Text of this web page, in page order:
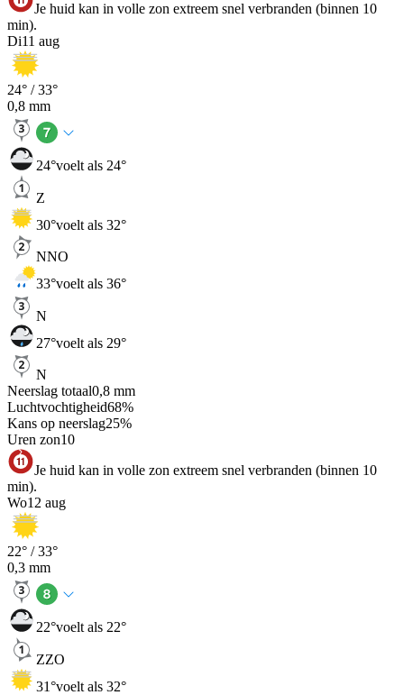
Je huid kan in volle zon extreem snel verbranden (binnen 10
min).
Di11 aug
24° /33°
0,8 mm
24°voelt als 24°
Z
30°voelt als 32°
NNO
33°voelt als 36°
N
27°voelt als 29°
N
Neerslag totaal0,8 mm
Luchtvochtigheid68%
Kans op neerslag25%
Uren zon10
Je huid kan in volle zon extreem snel verbranden (binnen 10
min).
Wo12 aug
22° /33°
0,3 mm
22°voelt als 22°
ZZO
31°voelt als 32°